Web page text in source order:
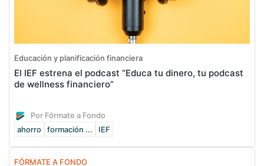
Educación y planificación financiera
El IEF estrena el podcast “Educa tu dinero, tu podcast
de wellness financiero”
Por Fórmate a Fondo
ahorro
formación ... IEF
FÓRMATE A FONDO